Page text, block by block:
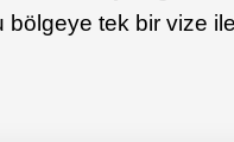
bölgeye tek bir vize